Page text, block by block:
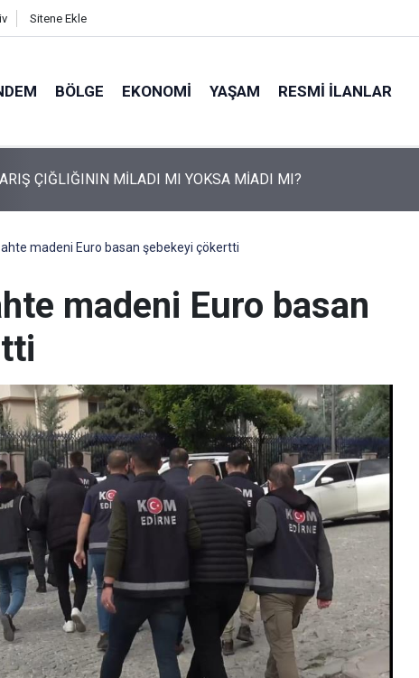
Sitene Ekle
BÖLGE EKONOMI YAŞAM RESMI İLANLAR
Drone Yarışması İçin Şırnak’ta Bugün Ücretsiz Ulaşım
madeni Euro basan şebekeyi çökertti
madeni Euro basan